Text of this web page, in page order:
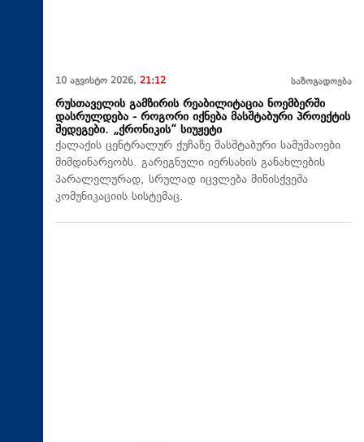
10 აგვისტო 2026, 21:12 საზოგადოება
რუსთაველის გამზირის რეაბილიტაცია ნოემბერში
დასრულდება - როგორი იქნება მასშტაბური პროექტის
შედეგები. „ქრონიკის“ სიუჟეტი
ქალაქის ცენტრალურ ქუჩაზე მასშტაბური სამუშაოები
მიმდინარეობს. გარეგნული იერსახის განახლების
პარალელურად, სრულად იცვლება მიწისქვეშა
კომუნიკაციის სისტემაც.